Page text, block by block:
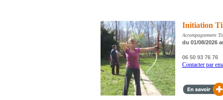
Initiation
Accompagnement
du 01/08/2026
06 50 93 76 76
Contacter par